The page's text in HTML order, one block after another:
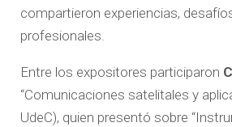
compartieron experiencias,
profesionales.
Entre los expositores participaron
“Comunicaciones satelitales y
UdeC), quien presentó sobre